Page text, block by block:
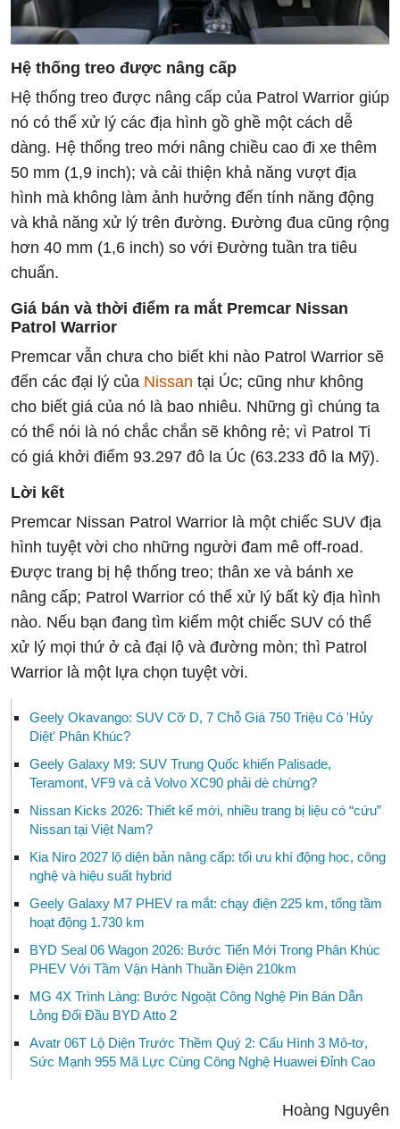
Hệ thống treo được nâng cấp
Hệ thống treo được nâng cấp của Patrol Warrior giúp
nó có thể xử lý các địa hình gồ ghề một cách dễ
dàng. Hệ thống treo mới nâng chiều cao đi xe thêm
50 mm (1,9 inch); và cải thiện khả năng vượt địa
hình mà không làm ảnh hưởng đến tính năng động
và khả năng xử lý trên đường. Đường đua cũng rộng
hơn 40 mm (1,6 inch) so với Đường tuần tra tiêu
chuẩn.
Giá bán và thời điểm ra mắt Premcar Nissan
Patrol Warrior
Premcar vẫn chưa cho biết khi nào Patrol Warrior sẽ
đến các đại lý của Nissan tại Úc; cũng như không
cho biết giá của nó là bao nhiêu. Những gì chúng ta
có thể nói là nó chắc chắn sẽ không rẻ; vì Patrol Ti
có giá khởi điểm 93.297 đô la Úc (63.233 đô la Mỹ).
Lời kết
Premcar Nissan Patrol Warrior là một chiếc SUV địa
hình tuyệt vời cho những người đam mê off-road.
Được trang bị hệ thống treo; thân xe và bánh xe
nâng cấp; Patrol Warrior có thể xử lý bất kỳ địa hình
nào. Nếu bạn đang tìm kiếm một chiếc SUV có thể
xử lý mọi thứ ở cả đại lộ và đường mòn; thì Patrol
Warrior là một lựa chọn tuyệt vời.
Geely Okavango: SUV Cỡ D, 7 Chỗ Giá 750 Triệu Có 'Hủy
Diệt' Phân Khúc?
Geely Galaxy M9: SUV Trung Quốc khiến Palisade,
Teramont, VF9 và cả Volvo XC90 phải dè chừng?
Nissan Kicks 2026: Thiết kế mới, nhiều trang bị liệu có “cứu”
Nissan tại Việt Nam?
Kia Niro 2027 lộ diện bản nâng cấp: tối ưu khí động học, công
nghệ và hiệu suất hybrid
Geely Galaxy M7 PHEV ra mắt: chạy điện 225 km, tổng tầm
hoạt động 1.730 km
BYD Seal 06 Wagon 2026: Bước Tiến Mới Trong Phân Khúc
PHEV Với Tầm Vận Hành Thuần Điện 210km
MG 4X Trình Làng: Bước Ngoặt Công Nghệ Pin Bán Dẫn
Lỏng Đối Đầu BYD Atto 2
Avatr 06T Lộ Diện Trước Thềm Quý 2: Cấu Hình 3 Mô-tơ,
Sức Mạnh 955 Mã Lực Cùng Công Nghệ Huawei Đỉnh Cao
Hoàng Nguyên